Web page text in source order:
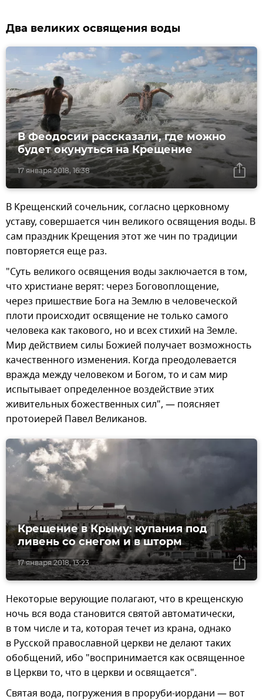
Два великих освящения воды
17 января 2018, 16:38
В Феодосии рассказали, где можно
будет окунуться на Крещение
В Крещенский сочельник, согласно церковному
уставу, совершается чин великого освящения воды. В
сам праздник Крещения этот же чин по традиции
повторяется еще раз.
"Суть великого освящения воды заключается в том,
что христиане верят: через Боговоплощение,
через пришествие Бога на Землю в человеческой
плоти происходит освящение не только самого
человека как такового, но и всех стихий на Земле.
Мир действием силы Божией получает возможность
качественного изменения. Когда преодолевается
вражда между человеком и Богом, то и сам мир
испытывает определенное воздействие этих
живительных божественных сил", — поясняет
протоиерей Павел Великанов.
17 января 2018, 13:23
Крещение в Крыму: купания под
ливень со снегом и в шторм
Некоторые верующие полагают, что в крещенскую
ночь вся вода становится святой автоматически,
в том числе и та, которая течет из крана, однако
в Русской православной церкви не делают таких
обобщений, ибо "воспринимается как освященное
в Церкви то, что в церкви и освящается".
Святая вода, погружения в проруби-иордани — вот